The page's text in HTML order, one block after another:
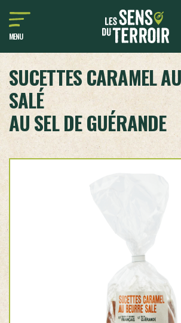
MENU
SUCETTES CARAMEL
SALÉ
AU SEL DE GUÉRANDE